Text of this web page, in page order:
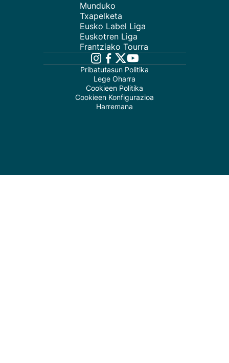
Munduko
Txapelketa
Eusko Label Liga
Euskotren Liga
Frantziako Tourra
Pribatutasun Politika
Lege Oharra
Cookieen Politika
Cookieen Konfigurazioa
Harremana